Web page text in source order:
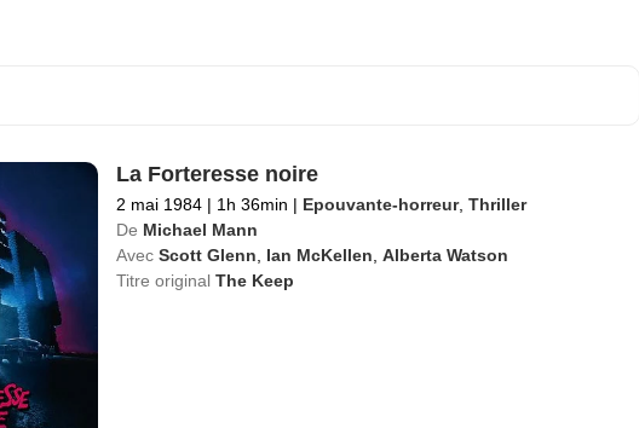
La Forteresse noire
2 mai 1984 | 1h 36min | Epouvante-horreur, Thriller
De Michael Mann
Avec Scott Glenn Ian McKellen Alberta Watson
Titre original The Keep